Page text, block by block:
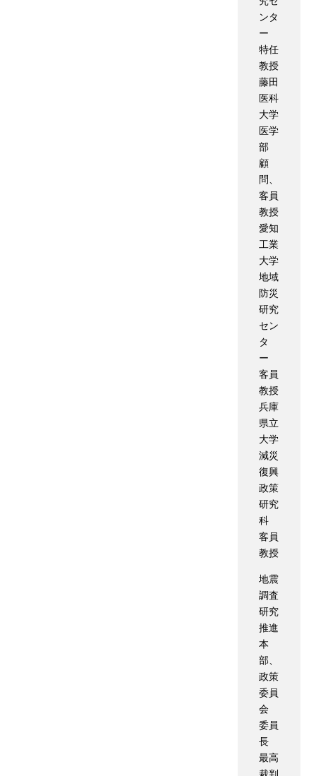
ンタ
ー
特任
教授
藤田
医科
大学
医学
部
顧
問、
客員
教授
愛知
工業
大学
地域
防災
研究
セン
タ
ー
客員
教授
兵庫
県立
大学
減災
復興
政策
研究
科
客員
教授
地震
調査
研究
推進
本
部、
政策
委員
会
委員
長
最高